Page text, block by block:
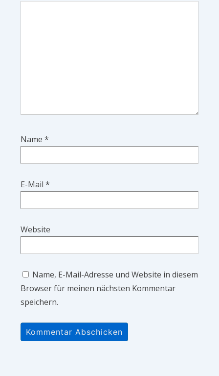
Name *
E-Mail *
Website
Name, E-Mail-Adresse und Website in diesem
Browser für meinen nächsten Kommentar
speichern.